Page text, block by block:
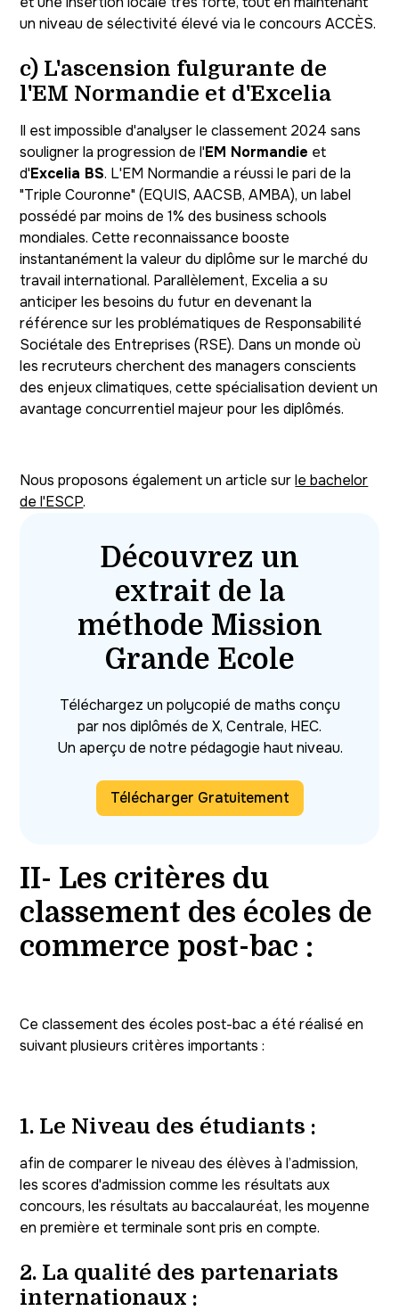
un niveau de sélectivité élevé via le concours ACCÈS.
c) L'ascension fulgurante de
l'EM Normandie et d'Excelia
Il est impossible d'analyser le classement 2024 sans
souligner la progression de l'EM Normandie et
d'Excelia BS. L'EM Normandie a réussi le pari de la
"Triple Couronne" (EQUIS, AACSB, AMBA), un label
possédé par moins de 1% des business schools
mondiales. Cette reconnaissance booste
instantanément la valeur du diplôme sur le marché du
travail international. Parallèlement, Excelia a su
anticiper les besoins du futur en devenant la
référence sur les problématiques de Responsabilité
Sociétale des Entreprises (RSE). Dans un monde où
les recruteurs cherchent des managers conscients
des enjeux climatiques, cette spécialisation devient un
avantage concurrentiel majeur pour les diplômés.
Nous proposons également un article surle bachelor
de l'ESCP.
Découvrez un
extrait de la
méthode Mission
Grande Ecole
Téléchargez un polycopié de maths conçu
par nos diplômés de X, Centrale, HEC.
Un aperçu de notre pédagogie haut niveau.
Télécharger Gratuitement
II- Les critères du
classement des écoles de
commerce post-bac :
Ce classement des écoles post-bac a été réalisé en
suivant plusieurs critères importants :
1. Le Niveau des étudiants :
afin de comparer le niveau des élèves à l’admission,
les scores d'admission comme les résultats aux
concours, les résultats au baccalauréat, les moyenne
en première et terminale sont pris en compte.
2. La qualité des partenariats
internationaux :